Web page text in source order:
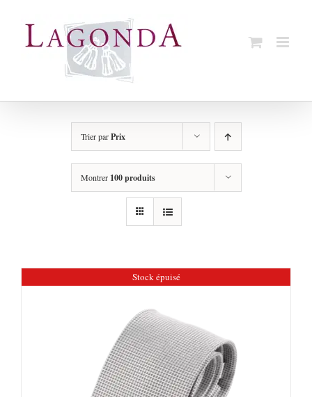
Trier parPrix
Montrer 100 produits
Stock épuisé